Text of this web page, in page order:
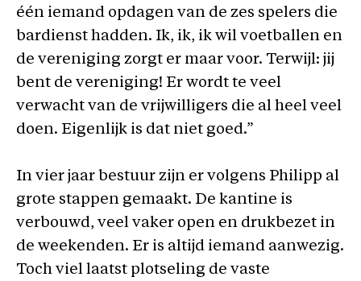
één iemand opdagen van de zes spelers die
bardienst hadden. Ik, ik, ik wil voetballen en
de vereniging zorgt er maar voor. Terwijl: jij
bent de vereniging! Er wordt te veel
verwacht van de vrijwilligers die al heel veel
doen. Eigenlijk is dat niet goed.”
In vier jaar bestuur zijn er volgens Philipp al
grote stappen gemaakt. De kantine is
verbouwd, veel vaker open en drukbezet in
de weekenden. Er is altijd iemand aanwezig.
Toch viel laatst plotseling de vaste